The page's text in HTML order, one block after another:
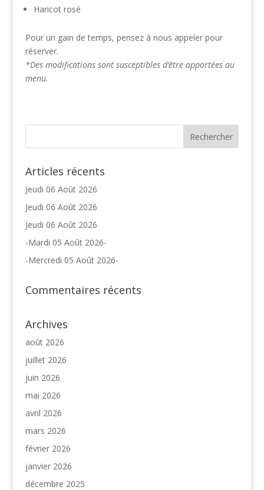
Haricot rosé
Pour un gain de temps, pensez à nous appeler pour
réserver.
*Des modifications sont susceptibles d’être apportées au
menu.
Articles récents
Jeudi 06 Août 2026
Jeudi 06 Août 2026
Jeudi 06 Août 2026
-Mardi 05 Août 2026-
-Mercredi 05 Août 2026-
Commentaires récents
Archives
août 2026
juillet 2026
juin 2026
mai 2026
avril 2026
mars 2026
février 2026
janvier 2026
décembre 2025